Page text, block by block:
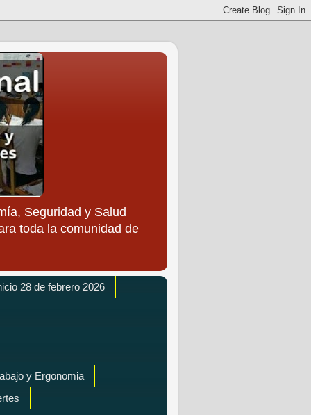
Seguridad y Salud
toda la comunidad de
28 de febrero 2026
y Ergonomia